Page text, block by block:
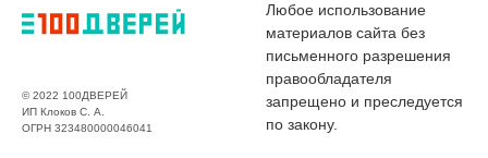
© 2022 100ДВЕРЕЙ
ИП Клоков С. А.
ОГРН 323480000046041
Любое использование
материалов сайта без
письменного разрешения
правообладателя
запрещено и преследуется
по закону.